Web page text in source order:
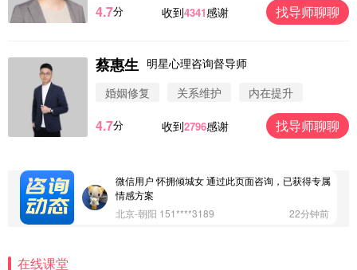
4.7分 收到4341感谢 找导师聊聊
蔡惠生 明星心理咨询督导师
婚姻修复
关系维护 内在提升
4.7分 收到2796感谢 找导师聊聊
微信用户 Vnno 通过此页面咨询，已获得专属情感方
微信用户 大太阳 通过此页面咨询，已获得专属情感
方案
微信用户 安康 通过此页面咨询，已获得专属情感方
微信用户 怀拥倾城女 通过此页面咨询，已获得专属
情感方案
北京-朝阳 151****3189
22分钟前
在线课堂